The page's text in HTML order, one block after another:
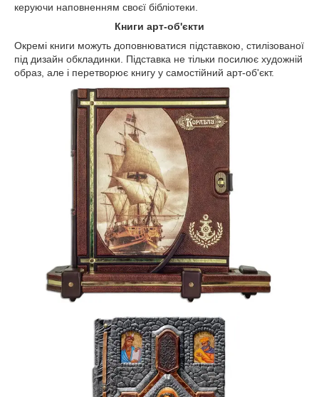
керуючи наповненням своєї бібліотеки.
Книги арт-об'єкти
Окремі книги можуть доповнюватися підставкою, стилізованої
під дизайн обкладинки. Підставка не тільки посилює художній
образ, але і перетворює книгу у самостійний арт-об'єкт.